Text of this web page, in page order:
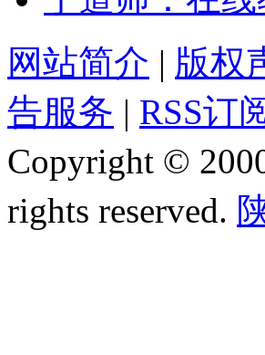
网站简介 | 版权
告服务 | RSS订
Copyright ©
rights reserved.